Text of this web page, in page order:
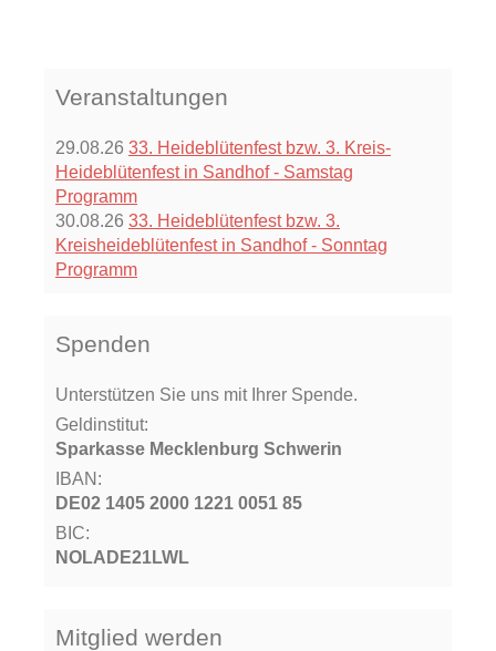
Veranstaltungen
29.08.26 33. Heideblütenfest bzw. 3. Kreis-
Heideblütenfest in Sandhof - Samstag
Programm
30.08.26 33. Heideblütenfest bzw. 3.
Kreisheideblütenfest in Sandhof - Sonntag
Programm
Spenden
Unterstützen Sie uns mit Ihrer Spende.
Geldinstitut:
Sparkasse Mecklenburg Schwerin
IBAN:
DE02 1405 2000 1221 0051 85
BIC:
NOLADE21LWL
Mitglied werden